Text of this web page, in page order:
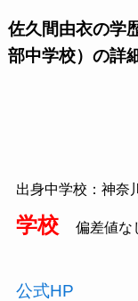
佐久間由衣の学
部中学校）の詳
出身中学校：神奈
学校
偏差値な
公式HP